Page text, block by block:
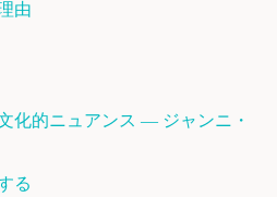
由
化的ニュアンス ― ジャンニ・
る